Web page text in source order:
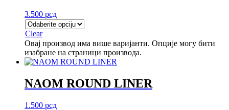
3.500 рсд
Clear
Овај производ има више варијанти. Опције могу бити
изабране на страници производа.
NAOM ROUND LINER
1.500 рсд